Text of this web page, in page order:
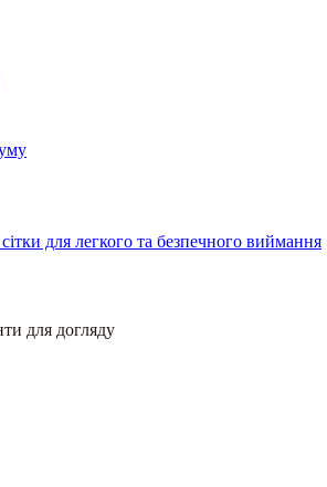
сітки для легкого та безпечного виймання
для догляду